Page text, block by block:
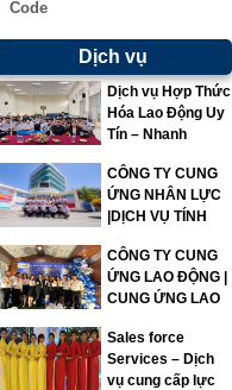
Code
Dịch vụ
Dịch vụ Hợp Thức
Hóa Lao Động Uy
Tín – Nhanh
Quy Định | Vì Lao
Động
CÔNG TY CUNG
ỨNG NHÂN LỰC
|DỊCH VỤ TÍNH
CÔNG TY CUNG
ỨNG LAO ĐỘNG |
CUNG ỨNG LAO
Sales force
Services – Dịch
vụ cung cấp lực